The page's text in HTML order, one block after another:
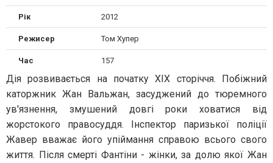
Рік 2012
Режисер Том Хупер
Час 157
Дія розвивається на початку XIX сторіччя. Побіжний
каторжник Жан Вальжан, засуджений до тюремного
ув'язнення, змушений довгі роки ховатися від
жорстокого правосуддя. Інспектор паризької поліції
Жавер вважає його упіймання справою всього свого
життя. Після смерті Фантіни - жінки, за долю якої Жан